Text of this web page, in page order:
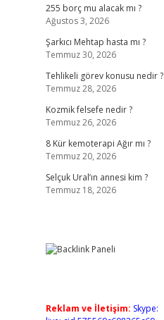
255 borç mu alacak mı ?
Ağustos 3, 2026
Şarkıcı Mehtap hasta mı ?
Temmuz 30, 2026
Tehlikeli görev konusu nedir ?
Temmuz 28, 2026
Kozmik felsefe nedir ?
Temmuz 26, 2026
8 Kür kemoterapi Ağır mı ?
Temmuz 20, 2026
Selçuk Ural’ın annesi kim ?
Temmuz 18, 2026
Reklam ve İletişim: Skype: